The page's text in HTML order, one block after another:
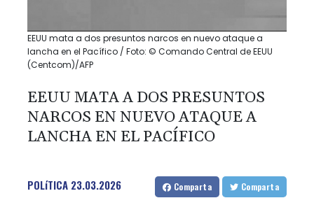
EEUU mata a dos presuntos narcos en nuevo ataque a
lancha en el Pacífico / Foto: © Comando Central de EEUU
(Centcom)/AFP
EEUU MATA A DOS PRESUNTOS
NARCOS EN NUEVO ATAQUE A
LANCHA EN EL PACÍFICO
POLíTICA 23.03.2026 Comparta Comparta